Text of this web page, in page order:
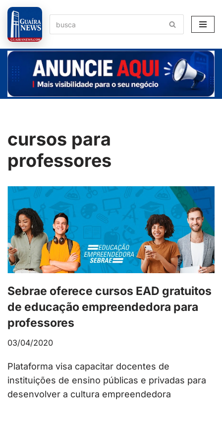
Pular
para
o
conteúdo
cursos para
professores
Sebrae oferece cursos EAD gratuitos
de educação empreendedora para
professores
03/04/2020
Plataforma visa capacitar docentes de
instituições de ensino públicas e privadas para
desenvolver a cultura empreendedora